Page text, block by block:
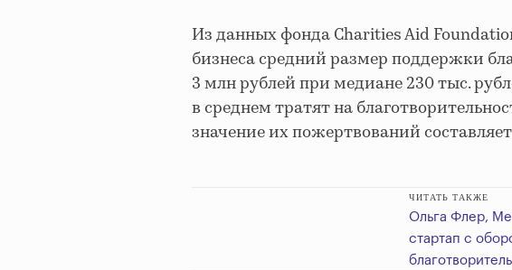
Из данных фонда Charities Aid
бизнеса средний размер поддержки
3 млн рублей при медиане 230 тыс.
в среднем тратят на
значение их пожертвований
ЧИТАТЬ ТАКЖЕ
Ольга Флер,
стартап с